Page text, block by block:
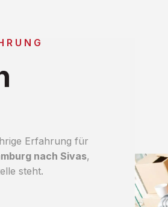
Erfahrung für
nach Sivas,
steht.